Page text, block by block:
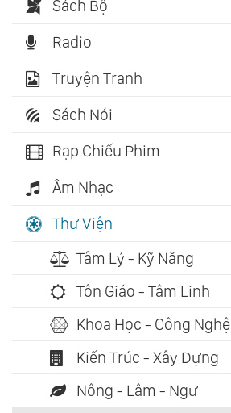
Sách Bộ
Radio
Truyện Tranh
Sách Nói
Rạp Chiếu Phim
Âm Nhạc
Thư Viện
Tâm Lý - Kỹ Năng
Tôn Giáo - Tâm Linh
Khoa Học - Công Nghệ
Kiến Trúc - Xây Dựng
Nông - Lâm - Ngư